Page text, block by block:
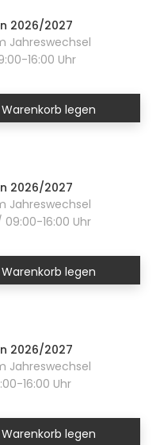
2026/2027
Jahreswechsel
16:00 Uhr
legen
2026/2027
Jahreswechsel
09:00-16:00 Uhr
legen
2026/2027
Jahreswechsel
16:00 Uhr
legen